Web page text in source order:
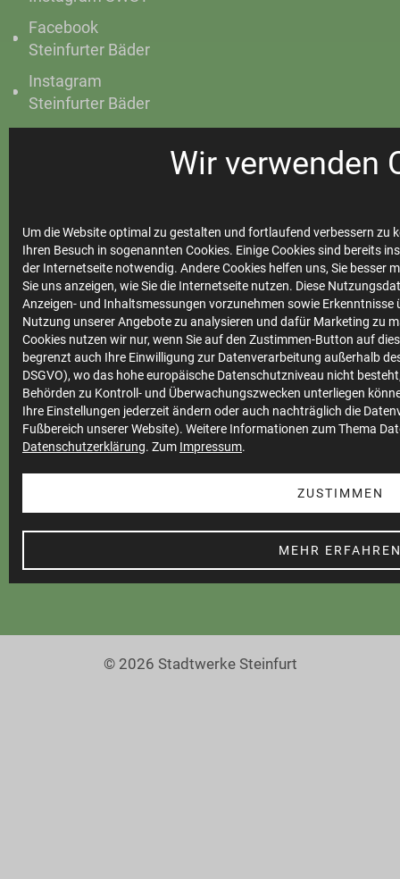
Wir verwenden
Um die Website optimal zu gestalten und fortlaufend verbessern
Ihren Besuch in sogenannten Cookies. Einige Cookies sind bereits
der Internetseite notwendig. Andere Cookies helfen uns, Sie besser
Sie uns anzeigen, wie Sie die Internetseite nutzen. Diese
Anzeigen- und Inhaltsmessungen vorzunehmen sowie Erkenntnisse
Nutzung unserer Angebote zu analysieren und dafür Marketing zu
Cookies nutzen wir nur, wenn Sie auf den Zustimmen-Button auf
begrenzt auch Ihre Einwilligung zur Datenverarbeitung außerhalb
DSGVO), wo das hohe europäische Datenschutzniveau nicht
Behörden zu Kontroll- und Überwachungszwecken unterliegen
Ihre Einstellungen jederzeit ändern oder auch nachträglich die
Fußbereich unserer Website). Weitere Informationen zum Thema
Datenschutzerklärung. Zum Impressum.
ZUSTIMMEN
MEHR
Facebook
Steinfurter Bäder
Instagram
Steinfurter Bäder
Stadtwerke
Marktkommunikation
Vertrieb
Impressum
Datenschutz
Teilnahmebedingungen
© 2026 Stadtwerke Steinfurt